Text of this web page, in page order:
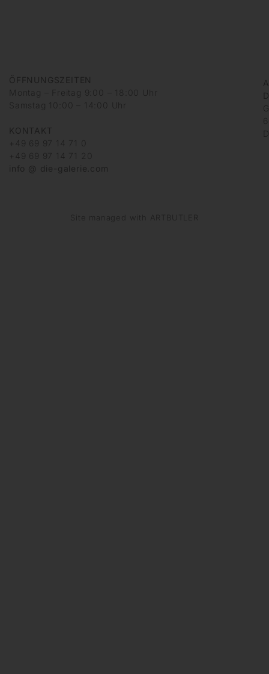
ÖFFNUNGSZEITEN
Montag – Freitag 9:00 – 18:00 Uhr
Samstag 10:00 – 14:00 Uhr
KONTAKT
+49 69 97 14 71 0
+49 69 97 14 71 20
info @ die-galerie.com
Site managed with ARTBUTLER